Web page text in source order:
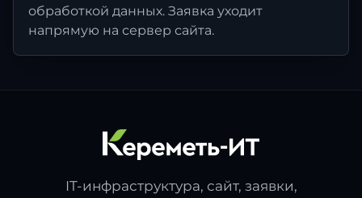
обработкой данных. Заявка уходит
напрямую на сервер сайта.
IT-инфраструктура, сайт, заявки,